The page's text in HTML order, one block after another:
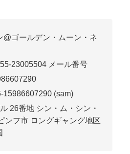
@ゴールデン・ムーン・ネ
23005504 メール番号
15986607290 (sam)
26番地 シン・ム・シン・
ンフ市 ロングギャング地区